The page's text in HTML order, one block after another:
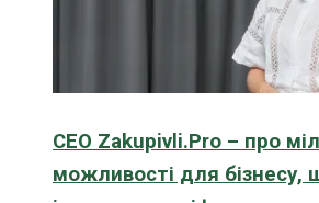
CEO Zakupivli.Pro – про
можливості для бізнесу,